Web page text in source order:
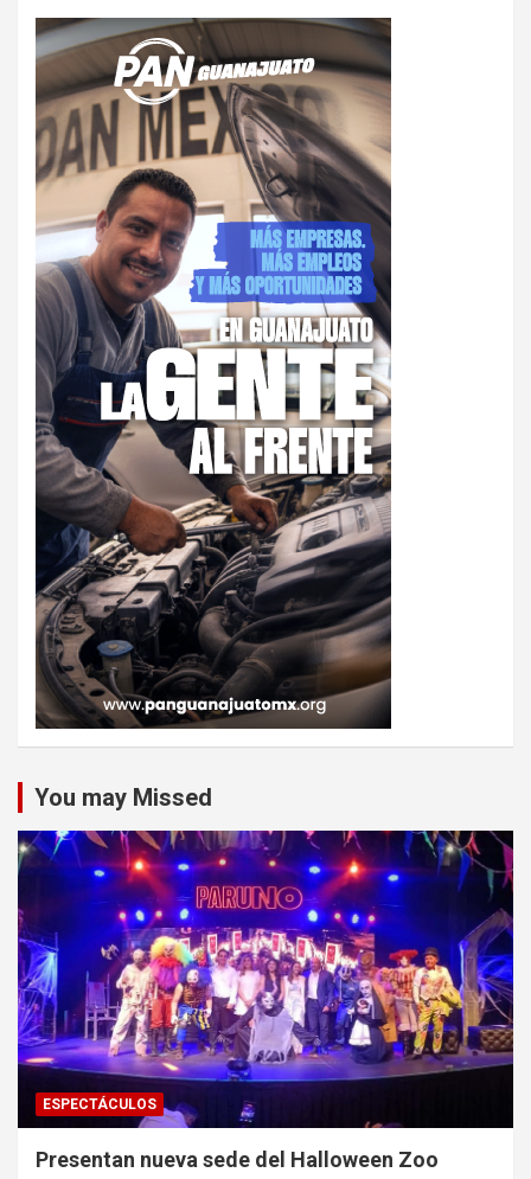
You may Missed
ESPECTÁCULOS
Presentan nueva sede del Halloween Zoo